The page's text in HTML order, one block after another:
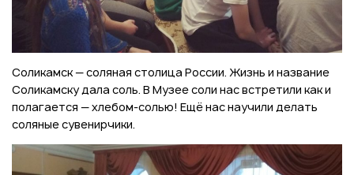
Соликамск — соляная столица России. Жизнь и название
Соликамску дала соль. В Музее соли нас встретили как и
полагается — хлебом-солью! Ещё нас научили делать
соляные сувенирчики.